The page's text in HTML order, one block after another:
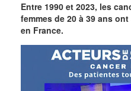
Entre 1990 et 2023, les
femmes de 20 à 39 ans
en France.